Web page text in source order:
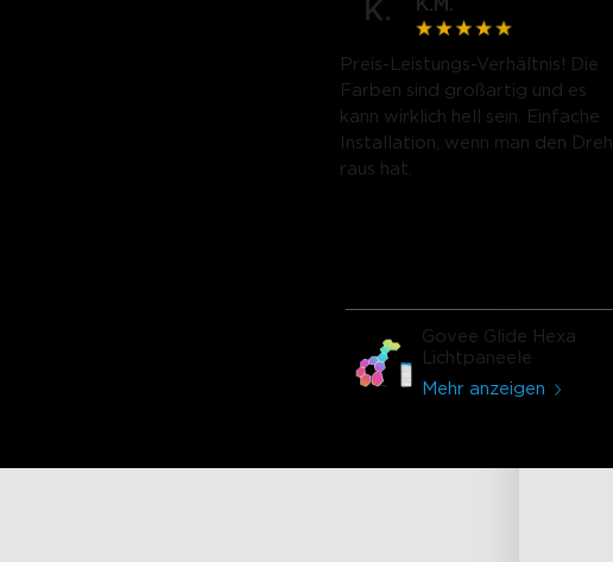
K. K.M.
Preis-Leistungs-Verhältnis! Die
Farben sind großartig und es
kann wirklich hell sein. Einfache
Installation, wenn man den Dreh
raus hat.
Govee Glide Hexa
Lichtpaneele
Mehr anzeigen